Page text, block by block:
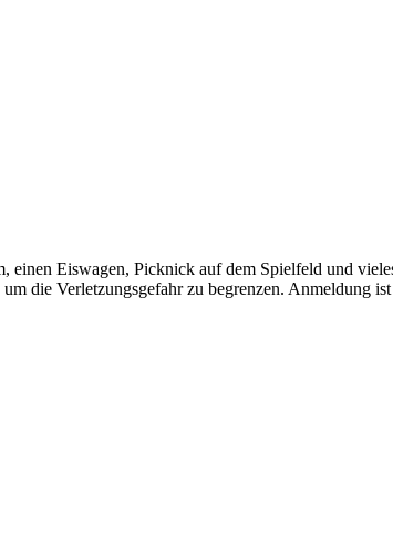
einen Eiswagen, Picknick auf dem Spielfeld und
die Verletzungsgefahr zu begrenzen.